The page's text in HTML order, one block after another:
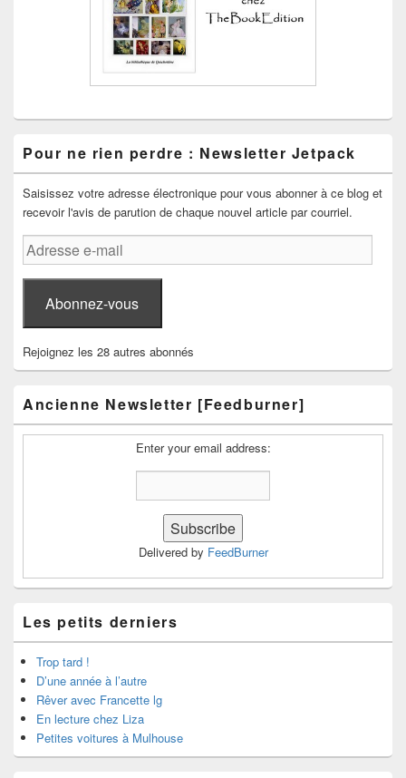
Pour ne rien perdre : Newsletter Jetpack
Saisissez votre adresse électronique pour vous abonner à ce blog et
recevoir l'avis de parution de chaque nouvel article par courriel.
Adresse
e-
mail
Abonnez-vous
Rejoignez les 28 autres abonnés
Ancienne Newsletter [Feedburner]
Enter your email address:
Delivered by FeedBurner
Les petits derniers
Trop tard !
D’une année à l’autre
Rêver avec Francette lg
En lecture chez Liza
Petites voitures à Mulhouse